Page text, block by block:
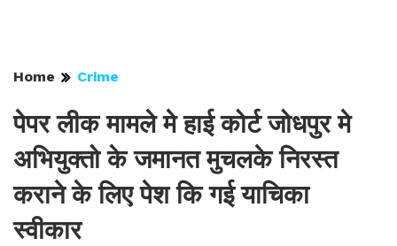
Home Crime
पेपर लीक मामले मे हाई कोर्ट जोधपुर मे
अभियुक्तो के जमानत मुचलके निरस्त
कराने के लिए पेश कि गई याचिका
स्वीकार